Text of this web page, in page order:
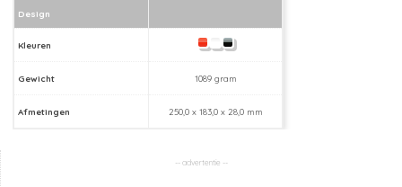
Design
Kleuren
Gewicht 1089 gram
Afmetingen 250,0 x 183,0 x 28,0 mm